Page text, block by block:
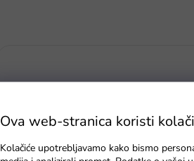
Ova web-stranica koristi
Kolačiće upotrebljavamo kako bismo